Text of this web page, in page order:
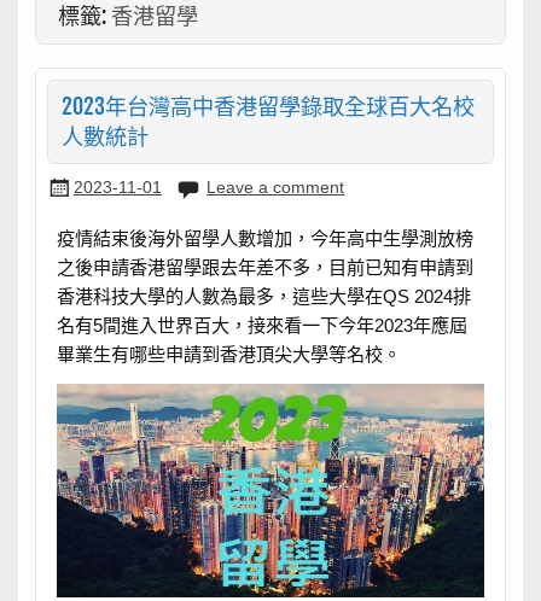
標籤: 香港留學
2023年台灣高中香港留學錄取全球百大名校
人數統計
2023-11-01 Leave a comment
疫情結束後海外留學人數增加，今年高中生學測放榜
之後申請香港留學跟去年差不多，目前已知有申請到
香港科技大學的人數為最多，這些大學在QS 2024排
名有5間進入世界百大，接來看一下今年2023年應屆
畢業生有哪些申請到香港頂尖大學等名校。